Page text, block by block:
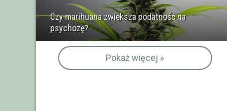
Czy marihuana zwiększa podatność na
psychozę?
Pokaż więcej »